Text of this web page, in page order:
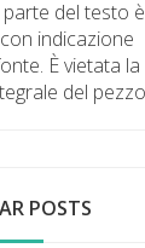
del testo è
indicazione
È vietata la
del
POSTS